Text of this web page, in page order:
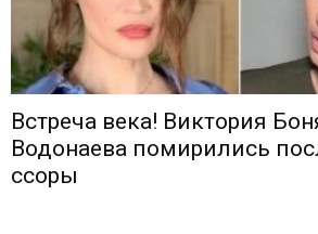
Встреча века! Виктория
Водонаева помирились
ссоры